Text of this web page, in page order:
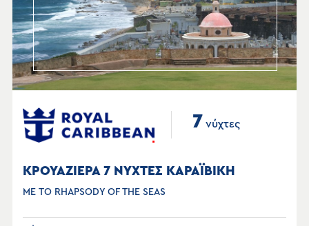
7 νύχτες
ΚΡΟΥΑΖΙΕΡΑ 7 ΝΥΧΤΕΣ ΚΑΡΑΪΒΙΚΗ
ΜΕ ΤΟ RHAPSODY OF THE SEAS